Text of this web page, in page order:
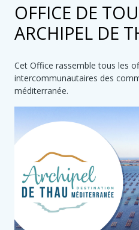
OFFICE DE
ARCHIPEL DE
Cet Office rassemble tous les
intercommunautaires des
méditerranée.